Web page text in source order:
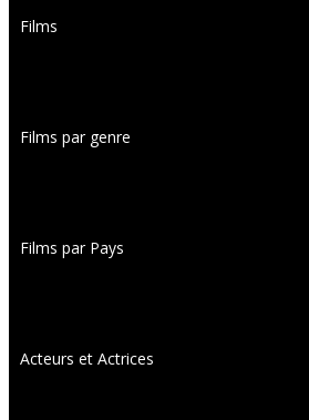
Films
Films par genre
Films par Pays
Acteurs et Actrices